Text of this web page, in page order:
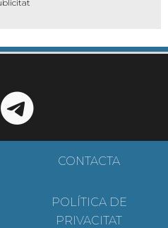
CONTACTA
POLÍTICA DE
PRIVACITAT